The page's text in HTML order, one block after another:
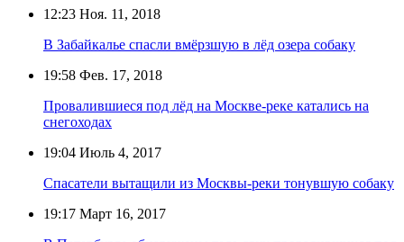
12:23 Ноя. 11, 2018
В Забайкалье спасли вмёрзшую в лёд озера собаку
19:58 Фев. 17, 2018
Провалившиеся под лёд на Москве-реке катались на
снегоходах
19:04 Июль 4, 2017
Спасатели вытащили из Москвы-реки тонувшую собаку
19:17 Март 16, 2017